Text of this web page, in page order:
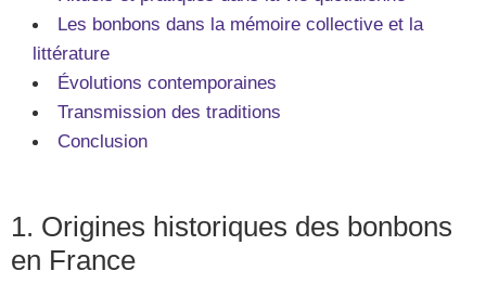
Les bonbons dans la mémoire collective et la
littérature
Évolutions contemporaines
Transmission des traditions
Conclusion
1. Origines historiques des bonbons
en France